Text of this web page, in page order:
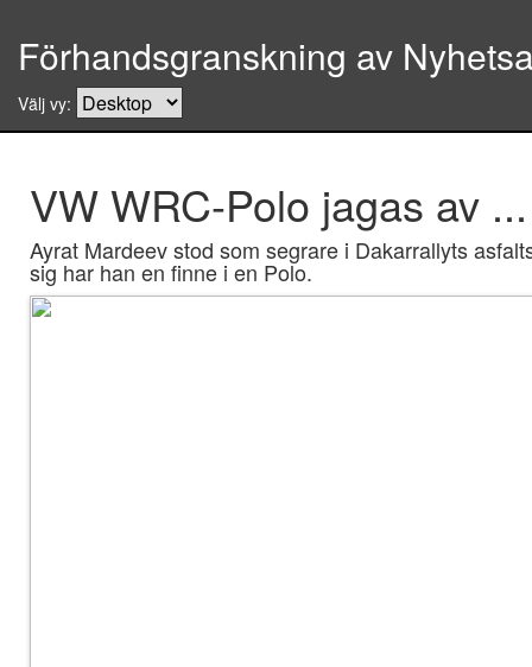
Förhandsgranskning av
Välj vy:
VW WRC-Polo jagas av
Ayrat Mardeev stod som segrare i Dakarrallyts
sig har han en finne i en Polo.